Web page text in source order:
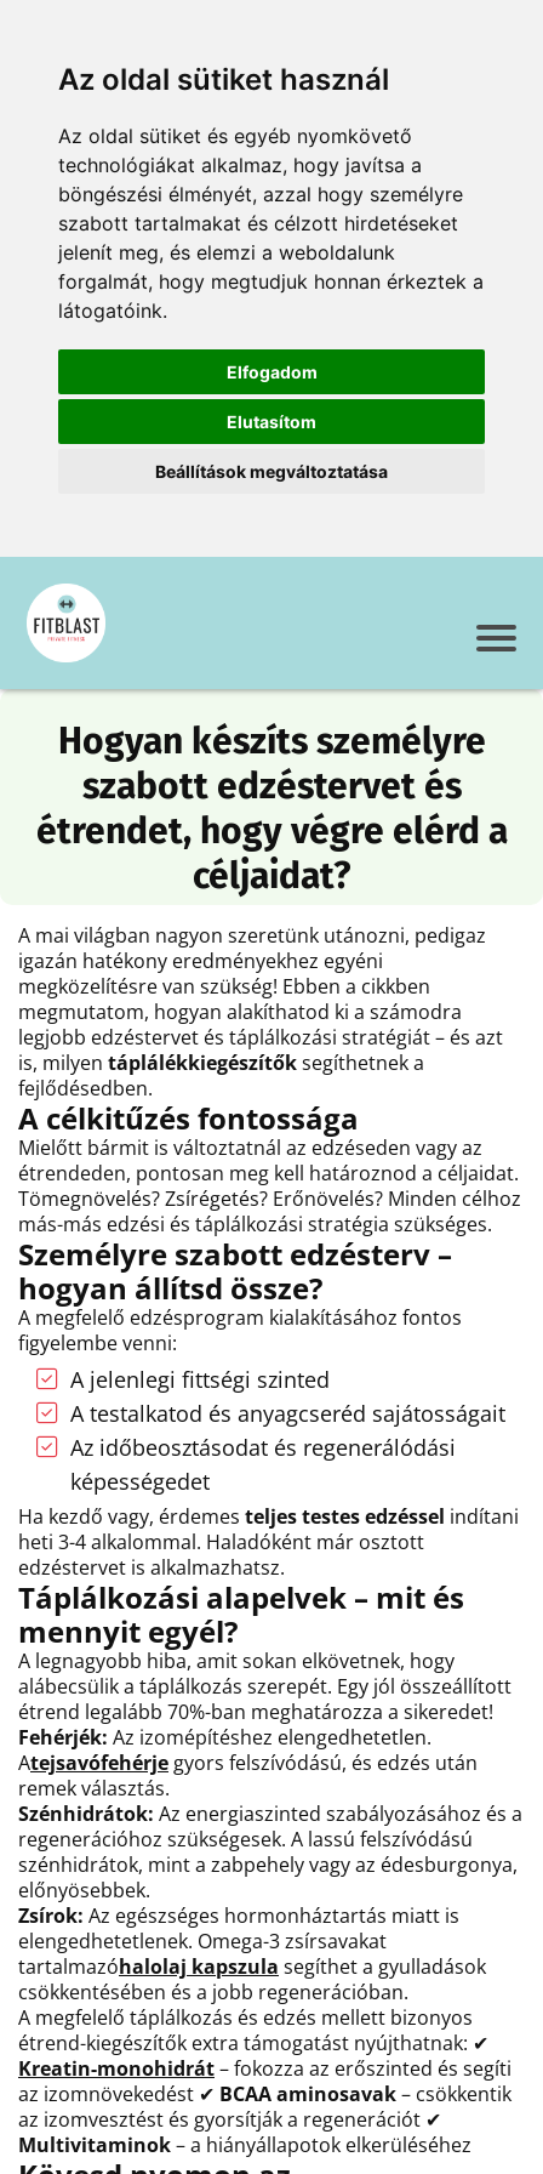
Az oldal sütiket használ
Az oldal sütiket és egyéb nyomkövető
technológiákat alkalmaz, hogy javítsa a
böngészési élményét, azzal hogy személyre
szabott tartalmakat és célzott hirdetéseket
jelenít meg, és elemzi a weboldalunk
forgalmát, hogy megtudjuk honnan érkeztek a
látogatóink.
Elfogadom
Elutasítom
Beállítások megváltoztatása
Hogyan készíts személyre
szabott edzéstervet és
étrendet, hogy végre elérd a
céljaidat?
A mai világban nagyon szeretünk utánozni, pedigaz
igazán hatékony eredményekhez egyéni
megközelítésre van szükség! Ebben a cikkben
megmutatom, hogyan alakíthatod ki a számodra
legjobb edzéstervet és táplálkozási stratégiát – és azt
is, milyen táplálékkiegészítőksegíthetnek a
fejlődésedben.
A célkitűzés fontossága
Mielőtt bármit is változtatnál az edzéseden vagy az
étrendeden, pontosan meg kell határoznod a céljaidat.
Tömegnövelés? Zsírégetés? Erőnövelés? Minden célhoz
más-más edzési és táplálkozási stratégia szükséges.
Személyre szabott edzésterv –
hogyan állítsd össze?
A megfelelő edzésprogram kialakításához fontos
figyelembe venni:
A jelenlegi fittségi szinted
A testalkatod és anyagcseréd sajátosságait
Az időbeosztásodat és regenerálódási
képességedet
Ha kezdő vagy, érdemes teljes testes edzéssel indítani
heti 3-4 alkalommal. Haladóként már osztott
edzéstervet is alkalmazhatsz.
Táplálkozási alapelvek – mit és
mennyit egyél?
A legnagyobb hiba, amit sokan elkövetnek, hogy
alábecsülik a táplálkozás szerepét. Egy jól összeállított
étrend legalább 70%-ban meghatározza a sikeredet!
Fehérjék: Az izomépítéshez elengedhetetlen.
Atejsavófehérje gyors felszívódású, és edzés után
remek választás.
Szénhidrátok: Az energiaszinted szabályozásához és a
regenerációhoz szükségesek. A lassú felszívódású
szénhidrátok, mint a zabpehely vagy az édesburgonya,
előnyösebbek.
Zsírok: Az egészséges hormonháztartás miatt is
elengedhetetlenek. Omega-3 zsírsavakat
tartalmazóhalolaj kapszula segíthet a gyulladások
csökkentésében és a jobb regenerációban.
A megfelelő táplálkozás és edzés mellett bizonyos
étrend-kiegészítők extra támogatást nyújthatnak: ✔
Kreatin-monohidrát– fokozza az erőszinted és segíti
az izomnövekedést ✔ BCAA aminosavak– csökkentik
az izomvesztést és gyorsítják a regenerációt ✔
Multivitaminok– a hiányállapotok elkerüléséhez